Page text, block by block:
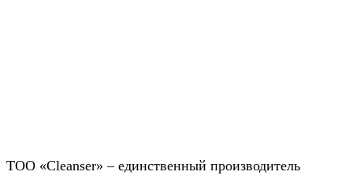
ТОО «Cleanser» – единственный производитель